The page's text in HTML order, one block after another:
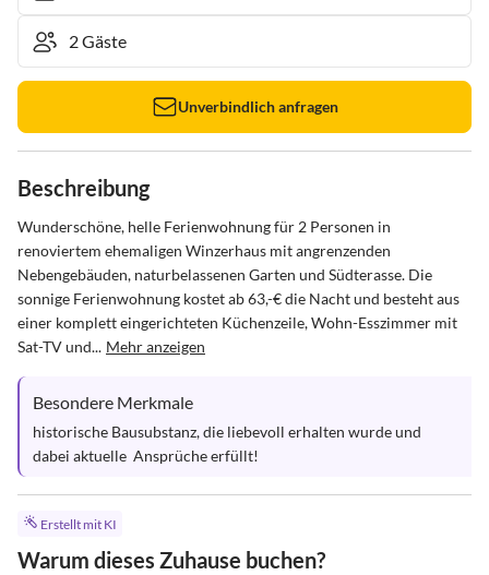
Unverbindlich anfragen
Beschreibung
Wunderschöne, helle Ferienwohnung für 2 Personen in
renoviertem ehemaligen Winzerhaus mit angrenzenden
Nebengebäuden, naturbelassenen Garten und Südterasse. Die
sonnige Ferienwohnung kostet ab 63,-€ die Nacht und besteht aus
einer komplett eingerichteten Küchenzeile, Wohn-Esszimmer mit
Sat-TV und... Mehr anzeigen
Besondere Merkmale
historische Bausubstanz, die liebevoll erhalten wurde und
dabei aktuelle  Ansprüche erfüllt!
Erstellt mit KI
Warum dieses Zuhause buchen?